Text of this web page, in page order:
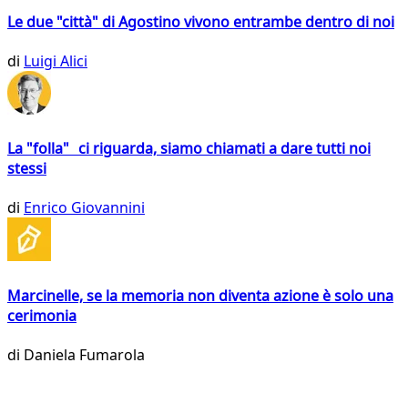
Le due "città" di Agostino vivono entrambe dentro di noi
di Luigi Alici
La "folla" ci riguarda, siamo chiamati a dare tutti noi
stessi
di Enrico Giovannini
Marcinelle, se la memoria non diventa azione è solo una
cerimonia
di Daniela Fumarola